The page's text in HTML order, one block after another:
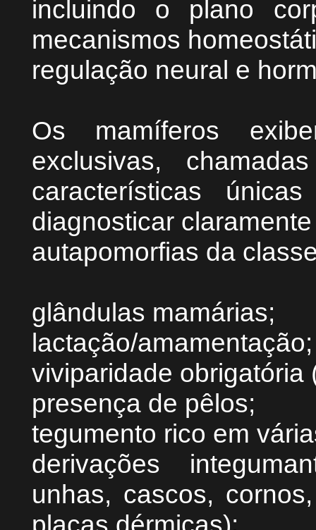
incluindo o plano
mecanismos
regulação neural e
Os mamíferos
exclusivas,
características
diagnosticar
autapomorfias da
glândulas mamárias;
lactação/amamentação;
viviparidade
presença de pêlos;
tegumento rico em
derivações
unhas, cascos,